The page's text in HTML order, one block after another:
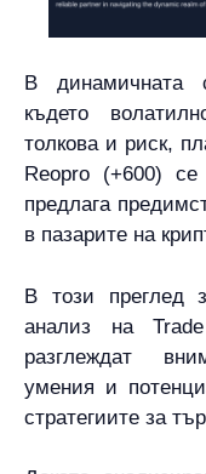
В динамичната
където
толкова и риск,
Reopro (+600) се
предлага
в пазарите на
В този преглед
анализ на
разглеждат
умения и
стратегиите за